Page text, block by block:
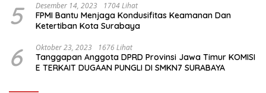
5 Desember 14, 2023 1704 Lihat
FPMI Bantu Menjaga Kondusifitas Keamanan Dan
Ketertiban Kota Surabaya
6 Oktober 23, 2023 1676 Lihat
Tanggapan Anggota DPRD Provinsi Jawa Timur KOMISI
E TERKAIT DUGAAN PUNGLI DI SMKN7 SURABAYA